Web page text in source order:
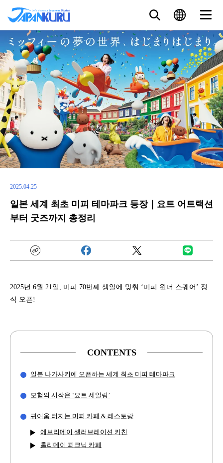
2025.04.25
일본 세계 최초 미피 테마파크 등장｜요트 어트랙션
부터 굿즈까지 총정리
2025년 6월 21일, 미피 70번째 생일에 맞춰 ‘미피 원더 스퀘어’ 정
식 오픈!
CONTENTS
일본 나가사키에 오픈하는 세계 최초 미피 테마파크
모험의 시작은 ‘요트 세일링’
귀여움 터지는 미피 카페 & 레스토랑
에브리데이 셀러브레이션 키친
홀리데이 피크닉 카페